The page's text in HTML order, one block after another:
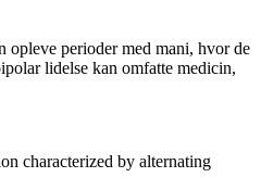
opleve perioder med mani, hvor de
lidelse kan omfatte medicin,
characterized by alternating